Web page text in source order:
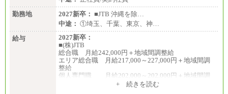
勤務地
2027新卒： ■JTB 沖縄を除…
中途： ①埼玉、千葉、東京、神…
給与
2027新卒：
■(株)JTB
総合職 月給242,000円＋地域間調整給
エリア総合職 月給217,000～227,000円＋地域間調
整給
個人専門職 月給202,000～202,000円＋地域間調
+ 続きを読む